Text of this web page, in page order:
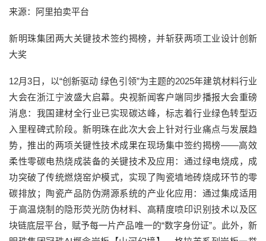
来源：阿里拍卖平台
新明珠集团两大关键技术签约揭榜，并斩获两项工业设计创新
大奖
12月3日，以“创新驱动 绿色引领”为主题的2025年建筑材料行业
大会在浙江宁波盛大启幕。央视新闻客户端同步播报大会重磅
消息：我国建材全行业已实现碳达峰，标志着行业绿色转型迈
入里程碑式阶段。新明珠在此次大会上针对行业痛点与发展趋
势，推出的两项关键性技术成果在现场集中签约揭榜——高效
柔性零碳电热烧成装备的关键技术及应用：通过绿电烧成，成
功突破了传统燃烧窑炉模式，实现了陶瓷墙地砖烧成环节的零
碳排放；陶瓷产品防伪溯源系统的产业化应用：通过集成适用
于高温烧制的隐形荧光防伪材料、高精度喷印识别技术以及区
块链底层平台，赋予每一片产品唯一的“数字身份证”。此外，新